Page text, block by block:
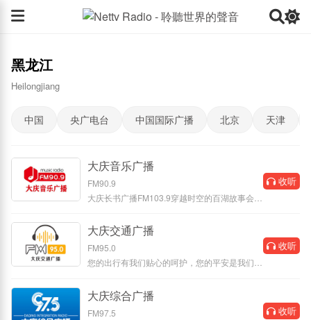
黑龙江
Heilongjiang
中国 央广电台 中国国际广播 北京 天津
大庆音乐广播
FM90.9
大庆长书广播FM103.9穿越时空的百湖故事会。
收听
大庆交通广播
FM95.0
您的出行有我们贴心的呵护，您的平安是我们最
收听
大庆综合广播
FM97.5
收听